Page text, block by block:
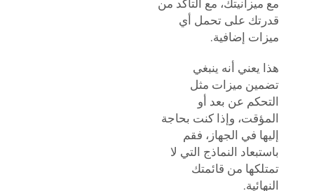
مع ميزانيتك، مع التأكد من
قدرتك على تحمل أي
ميزات إضافية.
هذا يعني أنه ينبغي
تضمين ميزات مثل
التحكم عن بعد أو
المؤقت، وإذا كنت بحاجة
إليها في الجهاز، فقم
باستبعاد النماذج التي لا
تمتلكها من قائمتك
النهائية.